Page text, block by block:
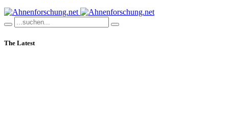
The Latest